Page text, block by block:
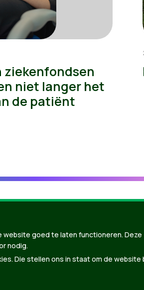
ziekenfondsen
niet langer het
de patiënt
goed te laten functioneren. Deze
nodig.
Die stellen ons in staat om de website